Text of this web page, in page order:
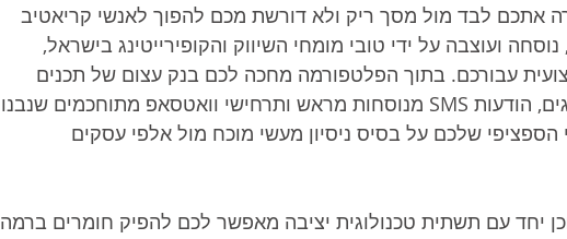
אתכם לבד מול מסך ריק ולא דורשת מכם להפוך לאנשי קריאטיב
ועוצבה על ידי טובי מומחי השיווק והקופירייטינג בישראל,
עבורכם. בתוך הפלטפורמה מחכה לכם בנק עצום של תכנים
מוכנים, קמפיינים חגיגיים לחגים, הודעות SMS מנוסחות מראש ותרחישי וואטסאפ מתוחכמים שנבנו
שלכם על בסיס ניסיון מעשי מוכח מול אלפי עסקים
יחד עם תשתית טכנולוגית יציבה מאפשר לכם להפיק חומרים ברמה